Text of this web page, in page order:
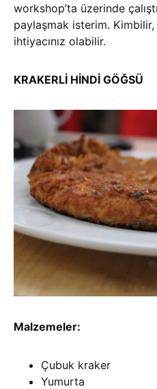
workshop’ta üzerinde
paylaşmak isterim.
ihtiyacınız olabilir.
KRAKERLİ HİNDİ GÖĞSÜ
Malzemeler:
Çubuk kraker
Yumurta